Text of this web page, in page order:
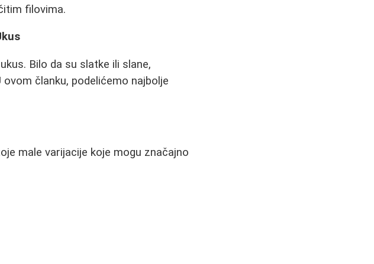
filovima.
Bilo da su slatke ili slane,
članku, podelićemo najbolje
male varijacije koje mogu značajno